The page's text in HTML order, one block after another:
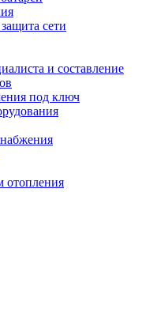
сети
и составление
под ключ
отопления